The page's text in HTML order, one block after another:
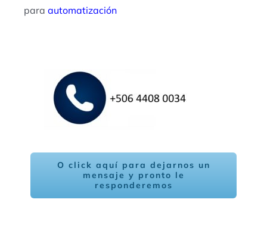
para automatización
O click aquí para dejarnos un
mensaje y pronto le
responderemos